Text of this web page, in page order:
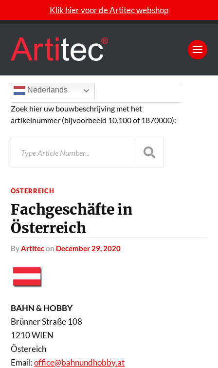
Klik hier voor de Artitec webshop
ÖSTERREICH
Fachgeschäfte in
Österreich
byArtitecon December 29, 2020
BAHN & HOBBY
Brünner Straße 108
1210 WIEN
Östereich
Email:office@bahnundhobby.at
Nederlands
Zoek hier uw bouwbeschrijving met het
artikelnummer (bijvoorbeeld 10.100 of 1870000):